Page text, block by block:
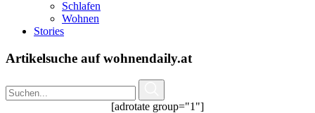
Schlafen
Wohnen
Stories
Artikelsuche auf wohnendaily.at
[adrotate group="1"]